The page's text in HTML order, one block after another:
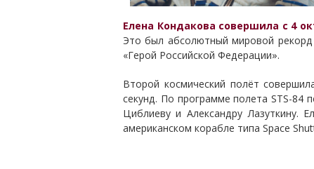
Елена Кондакова совершила с 4
Это был абсолютный мировой рекорд
«Герой Российской Федерации».
Второй космический полёт
секунд. По программе полета STS-
Циблиеву и Александру Лазуткину.
американском корабле типа Space